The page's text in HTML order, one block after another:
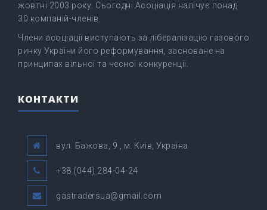
жовтні 2003 року. Сьогодні Асоціація налічує понад
30 компаній-членів.
Члени асоціації виступають за лібералізацію газового
ринку України його реформування, засноване на
принципах вільної та чесної конкуренції.
КОНТАКТИ
вул. Бажова, 9 , м. Київ, Україна
+38 (044) 284-04-24
gastradersua@gmail.com